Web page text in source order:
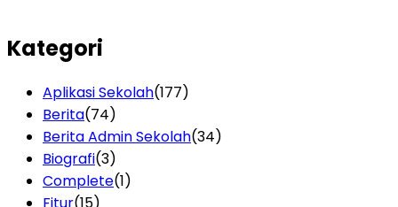
Kategori
Aplikasi Sekolah(177)
Berita(74)
Berita Admin Sekolah(34)
Biografi(3)
Complete(1)